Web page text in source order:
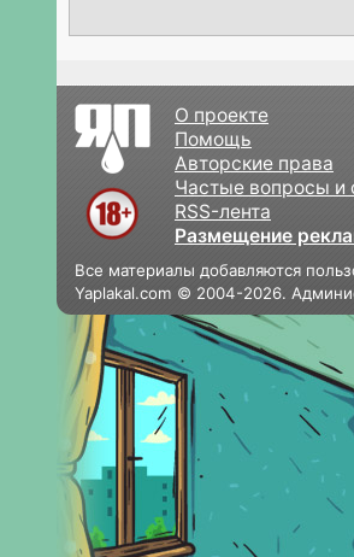
О проекте
Помощь
Авторские права
Частые вопросы и
RSS-лента
Размещение
Все материалы добавляются
Yaplakal.com © 2004-2026.